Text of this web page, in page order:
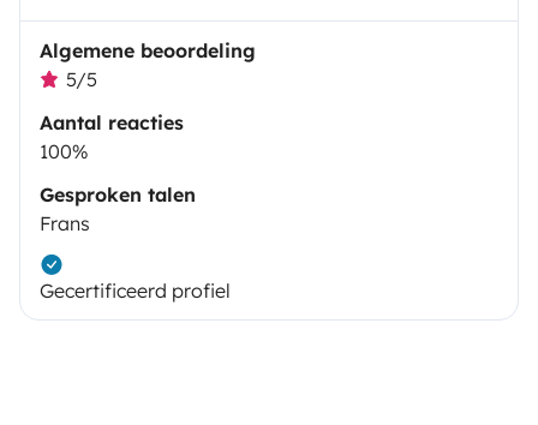
Algemene beoordeling
5/5
Aantal reacties
100%
Gesproken talen
Frans
Gecertificeerd profiel